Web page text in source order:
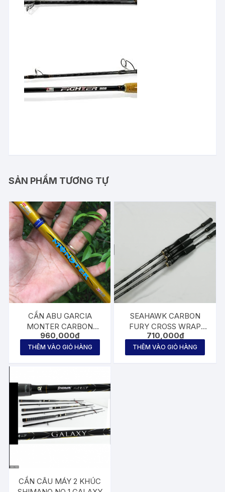
SẢN PHẨM TƯƠNG TỰ
CẦN ABU GARCIA
MONTER CARBON
XOẮN BẠO LỰC
960,000₫
THÊM VÀO GIỎ HÀNG
SEAHAWK CARBON
FURY CROSS WRAP
SPINNING / CASTING
ROD Size 6.0″ / 6.6″ /
7.0″
710,000₫
THÊM VÀO GIỎ HÀNG
CẦN CÂU MÁY 2 KHÚC